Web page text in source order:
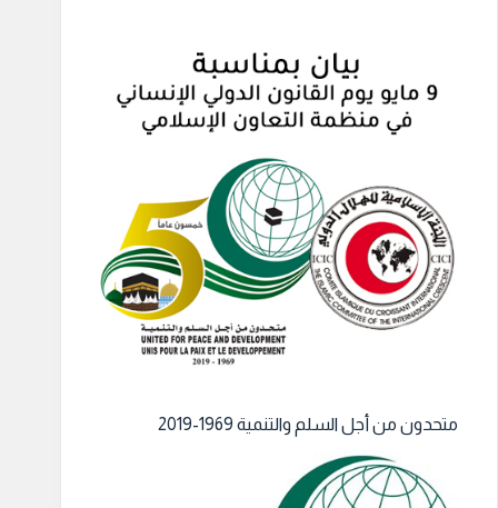
متحدون من أجل السلم والتنمية 1969-2019